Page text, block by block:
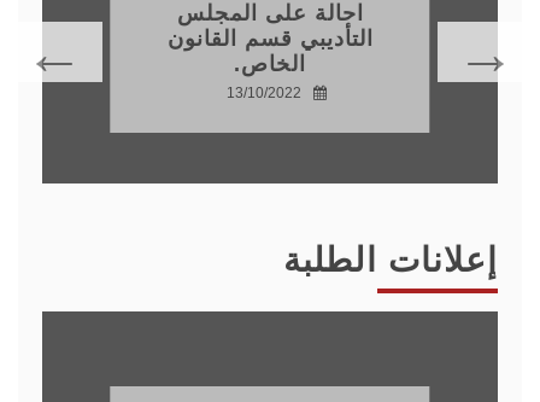
احالة على المجلس
التأديبي قسم القانون
الخاص.
13/10/2022
إعلانات الطلبة